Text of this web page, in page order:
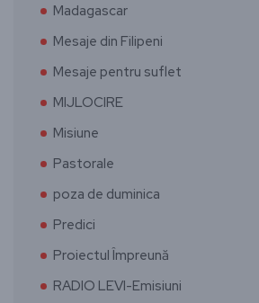
Madagascar
Mesaje din Filipeni
Mesaje pentru suflet
MIJLOCIRE
Misiune
Pastorale
poza de duminica
Predici
Proiectul Împreună
RADIO LEVI-Emisiuni